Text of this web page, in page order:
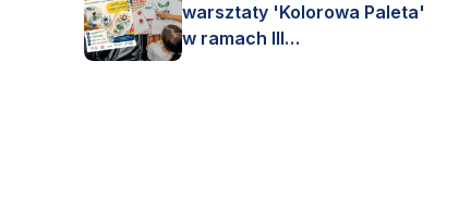
warsztaty 'Kolorowa Paleta'
w ramach III